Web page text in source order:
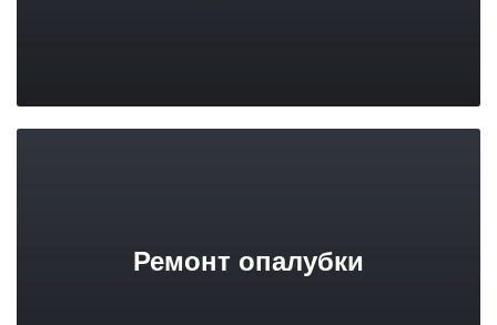
Ремонт опалубки